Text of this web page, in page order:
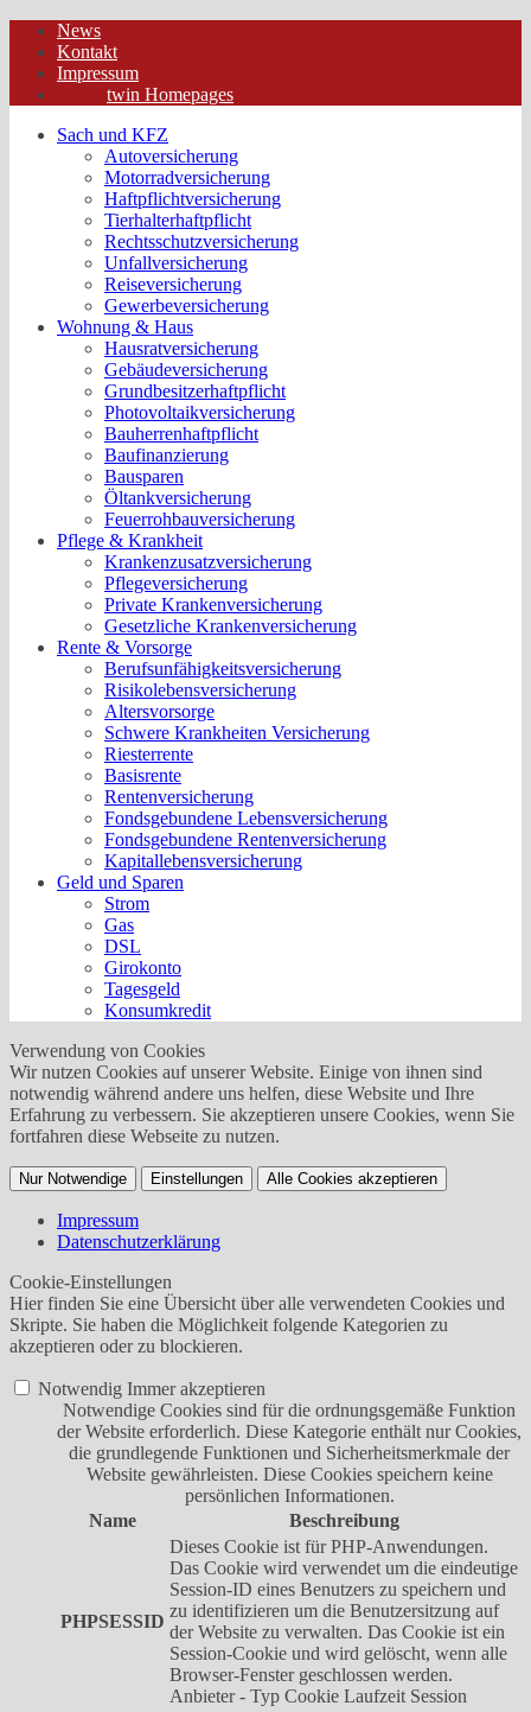
News
Kontakt
Impressum
twin Homepages
Sach und KFZ
Autoversicherung
Motorradversicherung
Haftpflichtversicherung
Tierhalterhaftpflicht
Rechtsschutzversicherung
Unfallversicherung
Reiseversicherung
Gewerbeversicherung
Wohnung & Haus
Hausratversicherung
Gebäudeversicherung
Grundbesitzerhaftpflicht
Photovoltaikversicherung
Bauherrenhaftpflicht
Baufinanzierung
Bausparen
Öltankversicherung
Feuerrohbauversicherung
Pflege & Krankheit
Krankenzusatzversicherung
Pflegeversicherung
Private Krankenversicherung
Gesetzliche Krankenversicherung
Rente & Vorsorge
Berufs­unfähigkeitsversicherung
Risikolebensversicherung
Altersvorsorge
Schwere Krankheiten Versicherung
Riesterrente
Basisrente
Rentenversicherung
Fondsgebundene Lebensversicherung
Fondsgebundene Rentenversicherung
Kapitallebensversicherung
Geld und Sparen
Strom
Gas
DSL
Girokonto
Tagesgeld
Konsumkredit
Verwendung von Cookies
Wir nutzen Cookies auf unserer Website. Einige von ihnen sind
notwendig während andere uns helfen, diese Website und Ihre
Erfahrung zu verbessern. Sie akzeptieren unsere Cookies, wenn Sie
fortfahren diese Webseite zu nutzen.
Nur Notwendige Einstellungen Alle Cookies akzeptieren
Impressum
Datenschutzerklärung
Cookie-Einstellungen
Hier finden Sie eine Übersicht über alle verwendeten Cookies und
Skripte. Sie haben die Möglichkeit folgende Kategorien zu
akzeptieren oder zu blockieren.
Notwendig Immer akzeptieren
Notwendige Cookies sind für die ordnungsgemäße Funktion
der Website erforderlich. Diese Kategorie enthält nur Cookies,
die grundlegende Funktionen und Sicherheitsmerkmale der
Website gewährleisten. Diese Cookies speichern keine
persönlichen Informationen.
Name
Beschreibung
PHPSESSID
Dieses Cookie ist für PHP-Anwendungen.
Das Cookie wird verwendet um die eindeutige
Session-ID eines Benutzers zu speichern und
zu identifizieren um die Benutzersitzung auf
der Website zu verwalten. Das Cookie ist ein
Session-Cookie und wird gelöscht, wenn alle
Browser-Fenster geschlossen werden.
Anbieter - Typ Cookie Laufzeit Session